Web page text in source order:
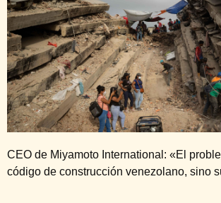
CEO de Miyamoto International: «El
código de construcción venezolano, sino